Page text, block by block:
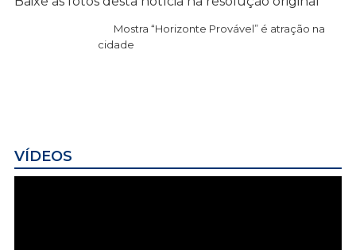
Mostra “Horizonte Provável” é atração na
cidade
VÍDEOS